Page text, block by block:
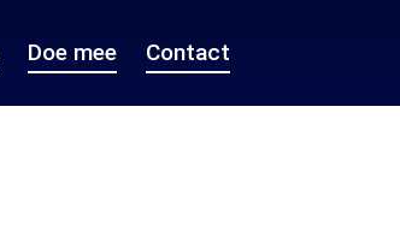
Doe mee Contact